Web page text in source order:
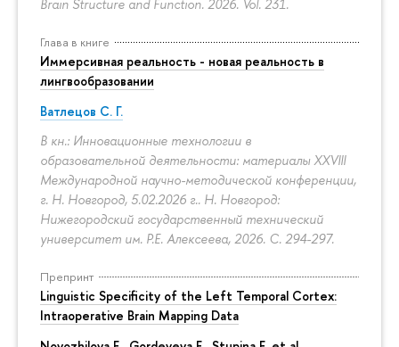
Brain Structure and Function. 2026. Vol. 231.
Глава в книге
Иммерсивная реальность - новая реальность в
лингвообразовании
Ватлецов С. Г.
В кн.: Инновационные технологии в
образовательной деятельности: материалы XXVIII
Международной научно-методической конференции,
г. Н. Новгород, 5.02.2026 г.. Н. Новгород:
Нижегородский государственный технический
университет им. Р.Е. Алексеева, 2026. С. 294-297.
Препринт
Linguistic Specificity of the Left Temporal Cortex:
Intraoperative Brain Mapping Data